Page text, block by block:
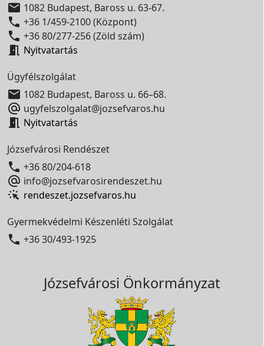
 1082 Budapest, Baross u. 63-67.
 +36 1/459-2100 (Központ)
 +36 80/277-256 (Zöld szám)
 Nyitvatartás
Ügyfélszolgálat
 1082 Budapest, Baross u. 66–68.
 ugyfelszolgalat@jozsefvaros.hu
 Nyitvatartás
Józsefvárosi Rendészet
 +36 80/204-618
 info@jozsefvarosirendeszet.hu
rendeszet.jozsefvaros.hu
Gyermekvédelmi Készenléti Szolgálat
 +36 30/493-1925
Józsefvárosi Önkormányzat